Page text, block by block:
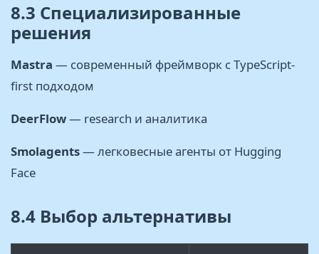
8.3 Специализированные
решения
Mastra — современный фреймворк с TypeScript-
first подходом
DeerFlow— research и аналитика
Smolagents— легковесные агенты от Hugging
Face
8.4 Выбор альтернативы